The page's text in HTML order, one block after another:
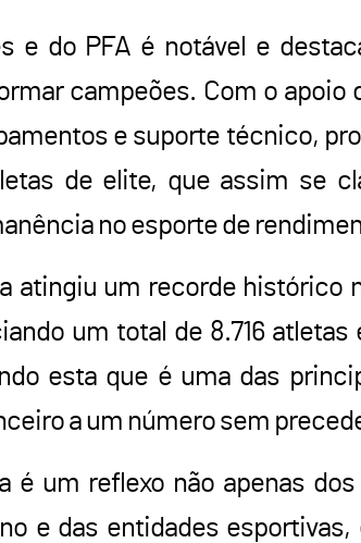
e do PFA é notável e
campeões. Com o apoio
e suporte técnico,
de elite, que assim se
no esporte de
atingiu um recorde histórico
um total de 8.716
esta que é uma das
a um número sem
é um reflexo não apenas
e das entidades